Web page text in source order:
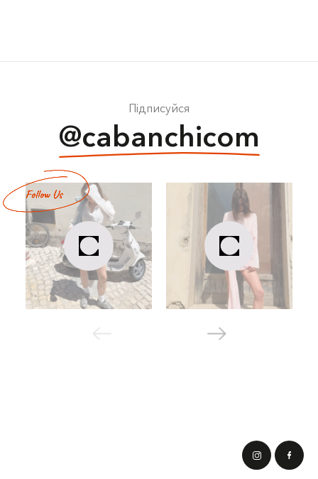
Підписуйся
@cabanchicom